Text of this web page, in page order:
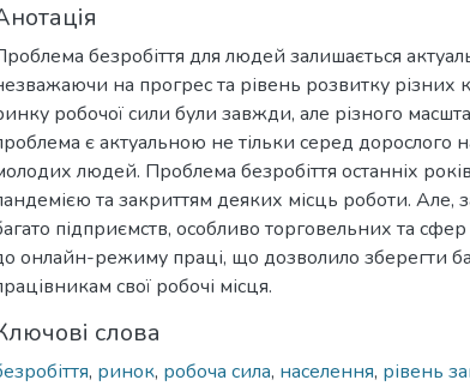
безробіття для людей залишається
на прогрес та рівень розвитку різних
робочої сили були завжди, але різного
є актуальною не тільки серед дорослого
людей. Проблема безробіття останніх років
та закриттям деяких місць роботи. Але,
підприємств, особливо торговельних та
онлайн-режиму праці, що дозволило зберегти
свої робочі місця.
слова
, ринок, робоча сила, населення, рівень